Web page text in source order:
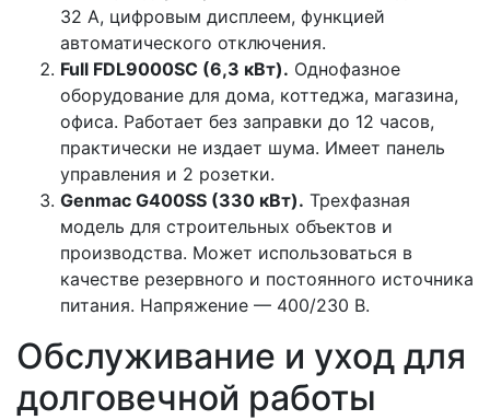
32 А, цифровым дисплеем, функцией
автоматического отключения.
Full FDL9000SC (6,3 кВт). Однофазное
оборудование для дома, коттеджа, магазина,
офиса. Работает без заправки до 12 часов,
практически не издает шума. Имеет панель
управления и 2 розетки.
Genmac G400SS (330 кВт). Трехфазная
модель для строительных объектов и
производства. Может использоваться в
качестве резервного и постоянного источника
питания. Напряжение — 400/230 В.
Обслуживание и уход для
долговечной работы